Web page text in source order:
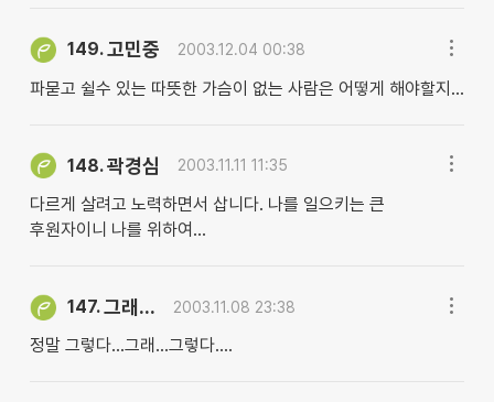
149.고민중 2003.12.04 00:38
파묻고 쉴수 있는 따뜻한 가슴이 없는 사람은 어떻게 해야할지...
148.곽경심 2003.11.11 11:35
다르게 살려고 노력하면서 삽니다. 나를 일으키는 큰
후원자이니 나를 위하여...
147.그래... 2003.11.08 23:38
정말 그렇다...그래...그렇다....